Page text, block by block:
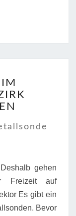
gehen
Freizeit auf
Es gibt ein
Bevor